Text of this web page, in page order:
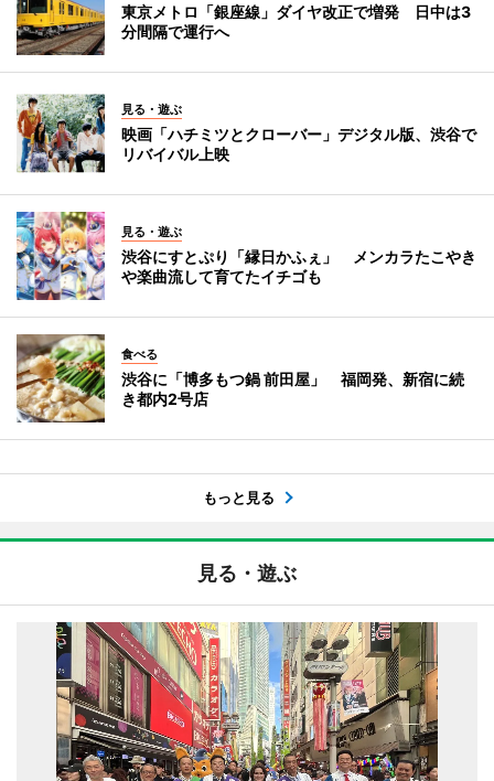
東京メトロ「銀座線」ダイヤ改正で増発 日中は3
分間隔で運行へ
見る・遊ぶ
映画「ハチミツとクローバー」デジタル版、渋谷で
リバイバル上映
見る・遊ぶ
渋谷にすとぷり「縁日かふぇ」 メンカラたこやき
や楽曲流して育てたイチゴも
食べる
渋谷に「博多もつ鍋 前田屋」 福岡発、新宿に続
き都内2号店
もっと見る
見る・遊ぶ